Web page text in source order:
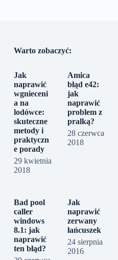
Warto zobaczyć:
Jak
naprawić
wgnieceni
a na
lodówce:
skuteczne
metody i
praktyczn
e porady
29 kwietnia
2018
Amica
błąd e42:
jak
naprawić
problem z
pralką?
28 czerwca
2018
Bad pool
caller
windows
8.1: jak
naprawić
ten błąd?
Jak
naprawić
zerwany
łańcuszek
24 sierpnia
2016